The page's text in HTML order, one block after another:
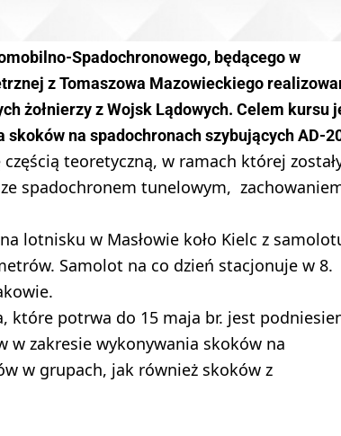
Spadochronowego, będącego w
z Tomaszowa Mazowieckiego
żołnierzy z Wojsk Lądowych. Celem kursu
na spadochronach szybujących AD-
teoretyczną, w ramach której
spadochronem tunelowym,
lotnisku w Masłowie koło Kielc z
Samolot na co dzień stacjonuje w 8.
które potrwa do 15 maja br. jest
zakresie wykonywania skoków na
w grupach, jak również skoków z